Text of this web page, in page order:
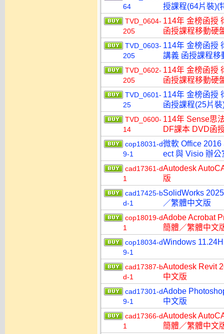
64
授課程(64片裝)(
TVD_0604-
205
114年 金榜函授
函授課程移動硬
TVD_0603-
205
114年 金榜函授
講義 函授課程移
TVD_0602-
205
114年 金榜函授
函授課程移動硬
TVD_0601-
25
114年 金榜函授
函授課程(25片
TVD_0600-
14
114年 Sense思
DF課本 DVD函
cop18031-d
9-1
微軟 Office
ect 與 Visio 辦
cad17361-d
1
Autodesk
版
cad17425-b
d-1
SolidWorks
／繁體中文版
cop18019-d
1
Adobe Acrobat
簡體／繁體中文
cop18034-d
9-1
Windows
cad17387-b
d-1
Autodesk Revit
中文版
cad17301-d
9-1
Adobe
中文版
cad17366-d
1
Autodesk
簡體／繁體中文